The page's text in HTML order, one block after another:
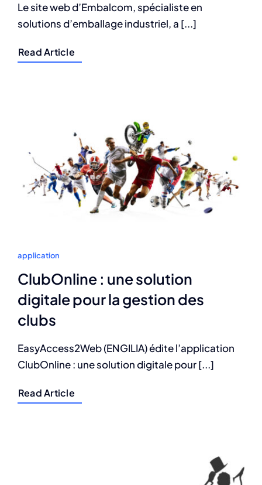
Le site web d’Embalcom, spécialiste en
solutions d’emballage industriel, a [...]
Read Article
application
ClubOnline : une solution
digitale pour la gestion des
clubs
EasyAccess2Web (ENGILIA) édite l’application
ClubOnline : une solution digitale pour [...]
Read Article